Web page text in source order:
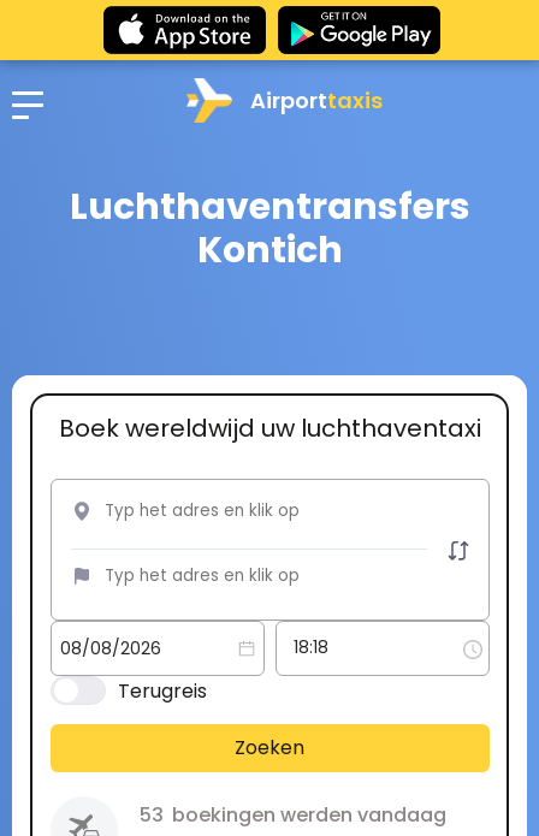
Airporttaxis
Luchthaventransfers
Kontich
Boek wereldwijd uw luchthaventaxi
Terugreis
Zoeken
53 boekingen werden vandaag